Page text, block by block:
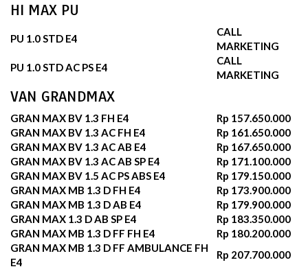
HI MAX PU
PU 1.0 STD E4
CALL
MARKETING
PU 1.0 STD AC PS E4
CALL
MARKETING
VAN GRANDMAX
GRAN MAX BV 1.3 FH E4
Rp 157.650.000
GRAN MAX BV 1.3 AC FH E4
Rp 161.650.000
GRAN MAX BV 1.3 AC AB E4
Rp 167.650.000
GRAN MAX BV 1.3 AC AB SP E4
Rp 171.100.000
GRAN MAX BV 1.5 AC PS ABS E4
Rp 179.150.000
GRAN MAX MB 1.3 D FH E4
Rp 173.900.000
GRAN MAX MB 1.3 D AB E4
Rp 179.900.000
GRAN MAX 1.3 D AB SP E4
Rp 183.350.000
GRAN MAX MB 1.3 D FF FH E4
Rp 180.200.000
GRAN MAX MB 1.3 D FF AMBULANCE FH
E4
Rp 207.700.000